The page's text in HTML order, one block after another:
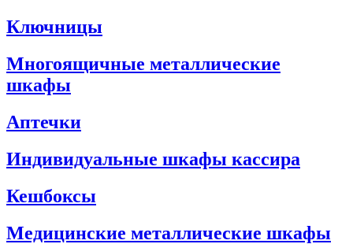
Ключницы
Многоящичные металлические
шкафы
Аптечки
Индивидуальные шкафы кассира
Кешбоксы
Медицинские металлические шкафы